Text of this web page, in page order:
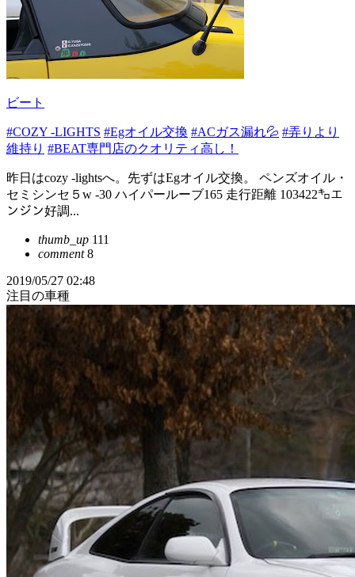
ビート
#COZY -LIGHTS #Egオイル交換 #ACガス漏れ💦 #弄りより
維持り #BEAT専門店のクオリティ高し！
昨日はcozy -lightsへ。先ずはEgオイル交換。 ペンズオイル・
セミシンセ５w -30 ハイパールーブ165 走行距離 103422㌔エ
ンジン好調...
thumb_up 111
comment8
2019/05/27 02:48
注目の車種